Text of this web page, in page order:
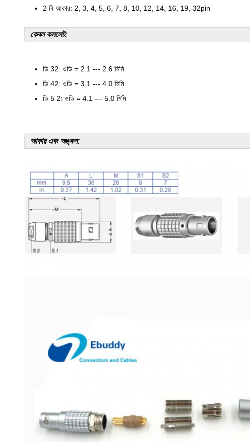
2 বি আকার: 2, 3, 4, 5, 6, 7, 8, 10, 12, 14, 16, 19, 32pin
কেবল কললেট:
ডি 32: ওডি = 2.1 --- 2.6 মিমি
ডি 42: ওডি = 3.1 --- 4.0 মিমি
ডি 5 2: ওডি = 4.1 --- 5.0 মিমি
আকার এবং অঙ্কন: